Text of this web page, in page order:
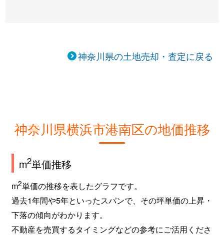
神奈川県の土地売却・査定に戻る
神奈川県横浜市港南区の地価推移
m2単価推移
m2単価の推移を表したグラフです。
過去1年間や5年といったスパンで、その坪単価の上昇・
下落の傾向がわかります。
不動産を売買するタイミングなどの参考にご活用くださ